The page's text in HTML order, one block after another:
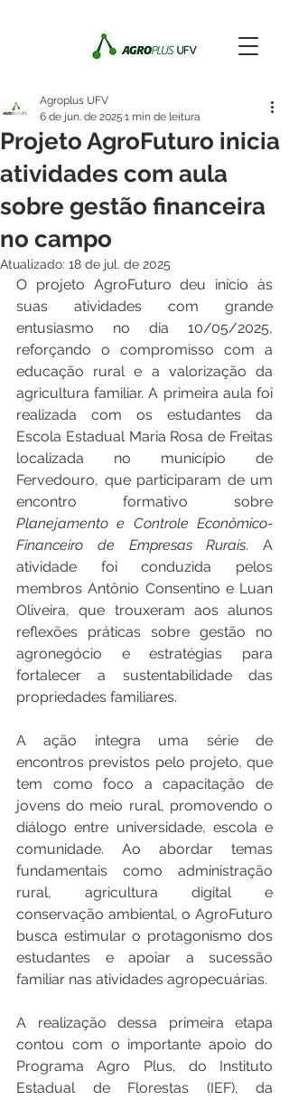
Projeto AgroFuturo inicia
atividades com aula
sobre gestão financeira
no campo
Agroplus UFV
6 de jun. de 2025 1 min de leitura
Atualizado: 18 de jul. de 2025
O projeto AgroFuturo deu início às
suas atividades com grande
entusiasmo no dia 10/05/2025,
reforçando o compromisso com a
educação rural e a valorização da
agricultura familiar. A primeira aula foi
realizada com os estudantes da
Escola Estadual Maria Rosa de Freitas
localizada no município de
Fervedouro, que participaram de um
Planejamento e Controle Econômico-
Financeiro de Empresas Rurais. A
atividade foi conduzida pelos
membros Antônio Consentino e Luan
Oliveira, que trouxeram aos alunos
reflexões práticas sobre gestão no
agronegócio e estratégias para
fortalecer a sustentabilidade das
propriedades familiares.
A ação integra uma série de
encontros previstos pelo projeto, que
tem como foco a capacitação de
jovens do meio rural, promovendo o
diálogo entre universidade, escola e
comunidade. Ao abordar temas
fundamentais como administração
rural, agricultura digital e
conservação ambiental, o AgroFuturo
busca estimular o protagonismo dos
estudantes e apoiar a sucessão
familiar nas atividades agropecuárias.
A realização dessa primeira etapa
contou com o importante apoio do
Programa Agro Plus, do Instituto
Estadual de Florestas (IEF), da